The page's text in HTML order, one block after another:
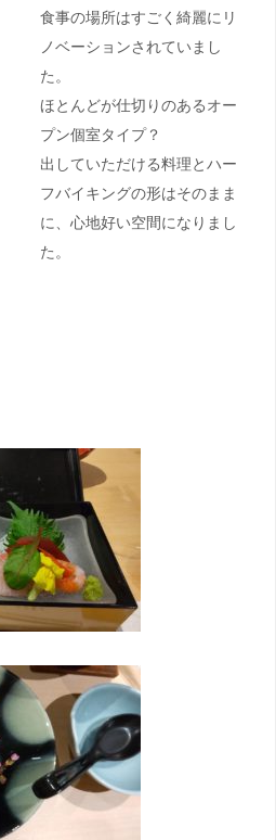
食事の場所はすごく綺麗にリ
ノベーションされていまし
た。
ほとんどが仕切りのあるオー
プン個室タイプ？
出していただける料理とハー
フバイキングの形はそのまま
に、心地好い空間になりまし
た。